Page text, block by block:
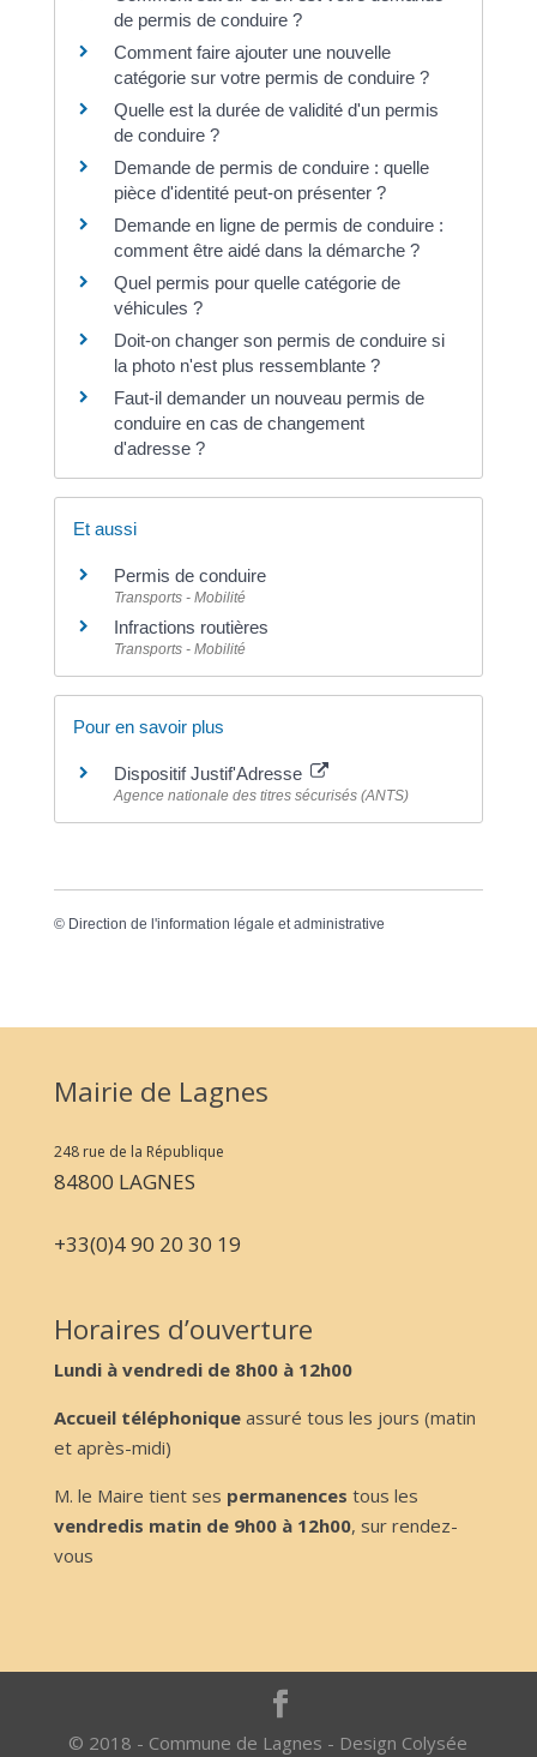
de permis de conduire ?
Comment faire ajouter une nouvelle
catégorie sur votre permis de conduire ?
Quelle est la durée de validité d'un permis
de conduire ?
Demande de permis de conduire : quelle
pièce d'identité peut-on présenter ?
Demande en ligne de permis de conduire :
comment être aidé dans la démarche ?
Quel permis pour quelle catégorie de
véhicules ?
Doit-on changer son permis de conduire si
la photo n'est plus ressemblante ?
Faut-il demander un nouveau permis de
conduire en cas de changement
d'adresse ?
Et aussi
Permis de conduire
Transports - Mobilité
Infractions routières
Transports - Mobilité
Pour en savoir plus
Dispositif Justif'Adresse
Agence nationale des titres sécurisés (ANTS)
© Direction de l'information légale et administrative
Mairie de Lagnes
248 rue de la République
84800 LAGNES
+33(0)4 90 20 30 19
Horaires d’ouverture
Lundi à vendredi de 8h00 à 12h00
Accueil téléphoniqueassuré tous les jours (matin
et après-midi)
M. le Maire tient ses permanences tous les
vendredis matin de 9h00 à 12h00, sur rendez-
vous
© 2018 - Commune de Lagnes - Design Colysée